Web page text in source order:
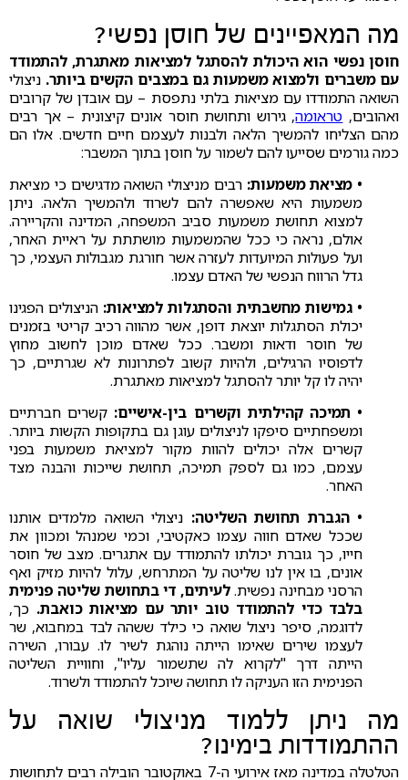
מה המאפיינים של חוסן נפשי?
חוסן נפשי הוא היכולת להסתגל למציאות מאתגרת, להתמודד
עם משברים ולמצוא משמעות גם במצבים הקשים ביותר. ניצולי
השואה התמודדו עם מציאות בלתי נתפסת – עם אובדן של קרובים
ואהובים, טראומה, גירוש ותחושת חוסר אונים קיצונית – אך רבים
מהם הצליחו להמשיך הלאה ולבנות לעצמם חיים חדשים. אלו הם
כמה גורמים שסייעו להם לשמור על חוסן בתוך המשבר:
• מציאת משמעות: רבים מניצולי השואה מדגישים כי מציאת
משמעות היא שאפשרה להם לשרוד ולהמשיך הלאה. ניתן
למצוא תחושת משמעות סביב המשפחה, המדינה והקריירה.
אולם, נראה כי ככל שהמשמעות מושתתת על ראיית האחר,
ועל פעולות המיועדות לעזרה אשר חורגת מגבולות העצמי, כך
גדל הרווח הנפשי של האדם עצמו.
• גמישות מחשבתית והסתגלות למציאות: הניצולים הפגינו
יכולת הסתגלות יוצאת דופן, אשר מהווה רכיב קריטי בזמנים
של חוסר ודאות ומשבר. ככל שאדם מוכן לחשוב מחוץ
לדפוסיו הרגילים, ולהיות קשוב לפתרונות לא שגרתיים, כך
יהיה לו קל יותר להסתגל למציאות מאתגרת.
• תמיכה קהילתית וקשרים בין-אישיים: קשרים חברתיים
ומשפחתיים סיפקו לניצולים עוגן גם בתקופות הקשות ביותר.
קשרים אלה יכולים להוות מקור למציאת משמעות בפני
עצמם, כמו גם לספק תמיכה, תחושת שייכות והבנה מצד
האחר.
• הגברת תחושת השליטה: ניצולי השואה מלמדים אותנו
שככל שאדם חווה עצמו כאקטיבי, וכמי שמנהל ומכוון את
חייו, כך גוברת יכולתו להתמודד עם אתגרים. מצב של חוסר
אונים, בו אין לנו שליטה על המתרחש, עלול להיות מזיק ואף
הרסני מבחינה נפשית.לעיתים, די בתחושת שליטה פנימית
בלבד כדי להתמודד טוב יותר עם מציאות כואבת. כך,
לדוגמה, סיפר ניצול שואה כי כילד ששהה לבד במחבוא, שר
לעצמו שירים שאימו הייתה נוהגת לשיר לו. עבורו, השירה
הייתה דרך "לקרוא לה שתשמור עליו", וחוויית השליטה
הפנימית הזו העניקה לו תחושה שיוכל להתמודד ולשרוד.
מה ניתן ללמוד מניצולי שואה על
ההתמודדות בימינו?
הטלטלה במדינה מאז אירועי ה-7 באוקטובר הובילה רבים לתחושות